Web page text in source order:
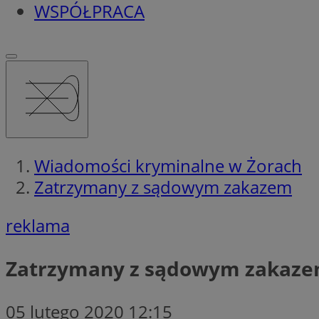
WSPÓŁPRACA
Wiadomości kryminalne w Żorach
Zatrzymany z sądowym zakazem
reklama
Zatrzymany z sądowym
05 lutego 2020 12:15